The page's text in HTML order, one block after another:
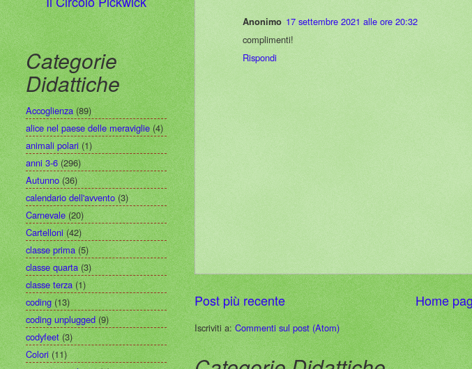
Anonimo 17 settembre 2021 alle ore 20:32
complimenti!
Rispondi
Post più recente Home
Iscriviti a:Commenti sul post (Atom)
Categorie
Didattiche
Accoglienza (89)
alice nel paese delle meraviglie (4)
animali polari (1)
anni 3-6 (296)
Autunno (36)
calendario dell'avvento (3)
Carnevale (20)
Cartelloni (42)
classe prima (5)
classe quarta (3)
classe terza (1)
coding (13)
coding unplugged (9)
codyfeet (3)
Colori (11)